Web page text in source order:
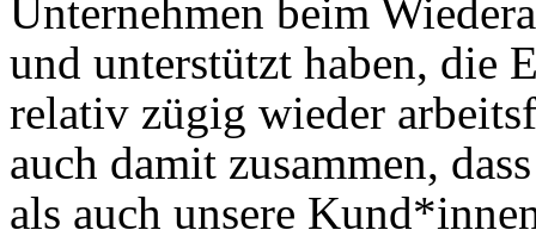
Unternehmen beim
und unterstützt haben, die
relativ zügig wieder
auch damit zusammen,
als auch unsere